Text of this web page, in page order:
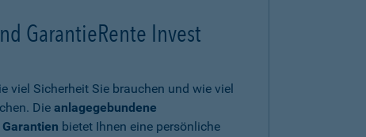
GarantieRente Invest
viel Sicherheit Sie brauchen und wie viel
Die anlagegebundene
bietet Ihnen eine persönliche